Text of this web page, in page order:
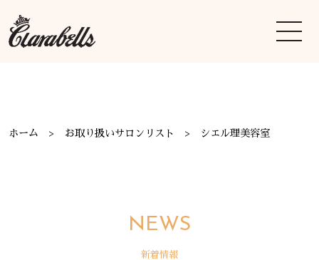
ホーム お取り扱いサロンリスト シエル理美容室
NEWS
新着情報